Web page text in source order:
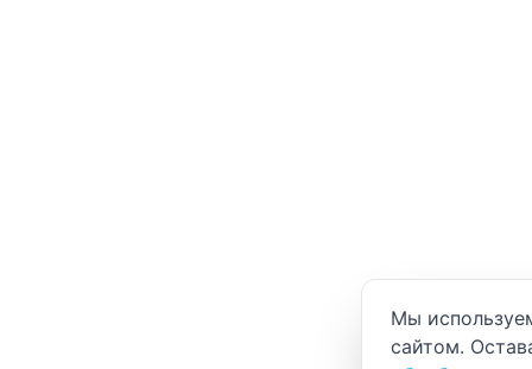
Уведомление
Мы
сайтом.